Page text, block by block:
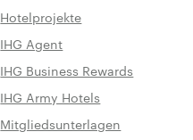
Hotelprojekte
IHG Agent
IHG Business Rewards
IHG Army Hotels
Mitgliedsunterlagen